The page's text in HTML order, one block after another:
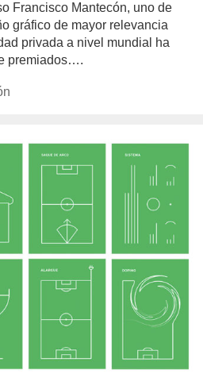
Francisco Mantecón, uno de
gráfico de mayor relevancia
privada a nivel mundial ha
premiados….
author/redaccion/